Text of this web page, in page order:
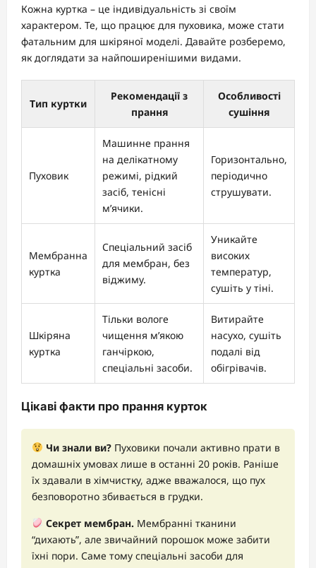
Кожна куртка – це індивідуальність зі своїм
характером. Те, що працює для пуховика, може стати
фатальним для шкіряної моделі. Давайте розберемо,
як доглядати за найпоширенішими видами.
Тип куртки
Рекомендації з
прання
Особливості
сушіння
Пуховик
Машинне прання
на делікатному
режимі, рідкий
засіб, тенісні
м’ячики.
Горизонтально,
періодично
струшувати.
Мембранна
куртка
Спеціальний засіб
для мембран, без
віджиму.
Уникайте
високих
температур,
сушіть у тіні.
Шкіряна
куртка
Тільки вологе
чищення м’якою
ганчіркою,
спеціальні засоби.
Витирайте
насухо, сушіть
подалі від
обігрівачів.
Цікаві факти про прання курток
Чи знали ви?Пуховики почали активно прати в
домашніх умовах лише в останні 20 років. Раніше
їх здавали в хімчистку, адже вважалося, що пух
безповоротно збивається в грудки.
Секрет мембран. Мембранні тканини
“дихають”, але звичайний порошок може забити
їхні пори. Саме тому спеціальні засоби для